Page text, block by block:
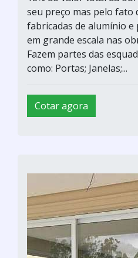
seu preço mas pelo fato
fabricadas de alumínio e
em grande escala nas
Fazem partes das
como: Portas; Janelas;...
Cotar agora